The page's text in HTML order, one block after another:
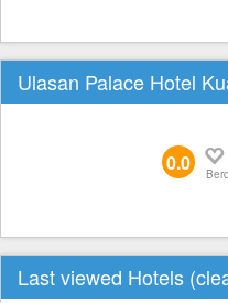
Ulasan Palace Hotel
0.0
Last viewed Hotels (